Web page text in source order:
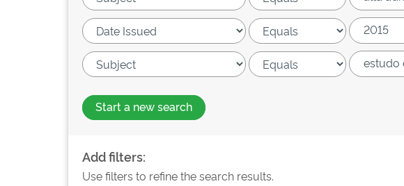
Start a new search
Add filters:
Use filters to refine the search results.